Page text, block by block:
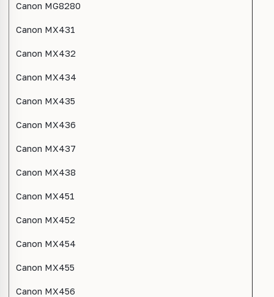
Canon MG8280
Canon MX431
Canon MX432
Canon MX434
Canon MX435
Canon MX436
Canon MX437
Canon MX438
Canon MX451
Canon MX452
Canon MX454
Canon MX455
Canon MX456